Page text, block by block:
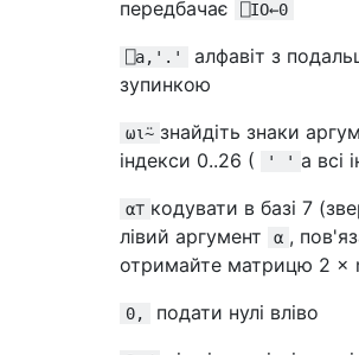
передбачає ⎕IO←0
⎕a,'.'
алфавіт з
зупинкою
⍵⍳⍨ знайдіть знаки
індекси 0..26 (
' ' а всі
⍺⊤ кодувати в базі 7
лівий аргумент
⍺ ,
отримайте матрицю 2 ×
0, подати нулі вліво